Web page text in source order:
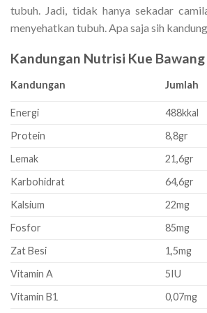
tubuh. Jadi, tidak hanya sekadar
menyehatkan tubuh. Apa saja sih
Kandungan Nutrisi Kue Bawang
Kandungan Jumlah
Energi
488kkal
Protein
8,8gr
Lemak
21,6gr
Karbohidrat
64,6gr
Kalsium
22mg
Fosfor
85mg
Zat Besi
1,5mg
Vitamin A
5IU
Vitamin B1
0,07mg